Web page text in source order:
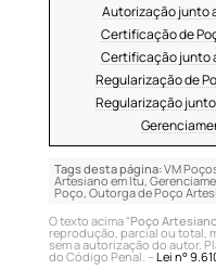
Autorização junto
Certificação de
Certificação junto
Regularização de
Regularização
Tags desta página:VM
Artesiano em Itu,
Poço, Outorga de Poço
O texto acima "Poço
reprodução, parcial ou total,
sem a autorização do autor.
do Código Penal. – Lei n°